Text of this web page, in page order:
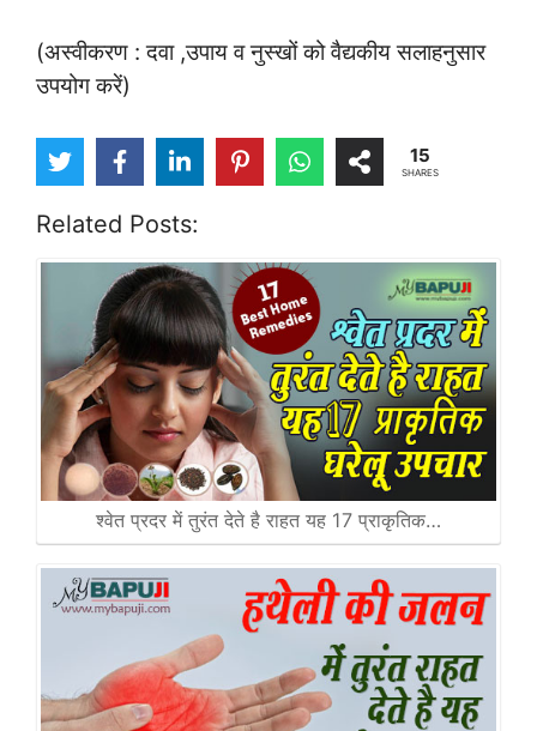
(अस्वीकरण : दवा ,उपाय व नुस्खों को वैद्यकीय सलाहनुसार
उपयोग करें)
15
SHARES
Related Posts:
श्वेत प्रदर में तुरंत देते है राहत यह 17 प्राकृतिक…